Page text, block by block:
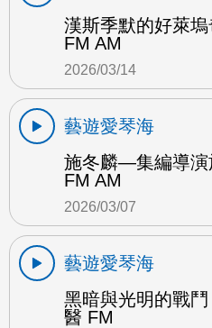
漢斯季默的好萊
FM AM
2026/03/14
藝遊愛琴海
施冬麟—集編導演
FM AM
2026/03/07
藝遊愛琴海
黑暗與光明的戰
醫 FM